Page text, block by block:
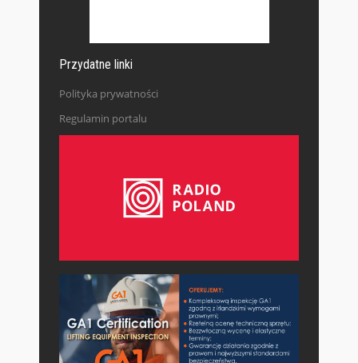
Przydatne linki
Polityka prywatności
Regulamin portalu